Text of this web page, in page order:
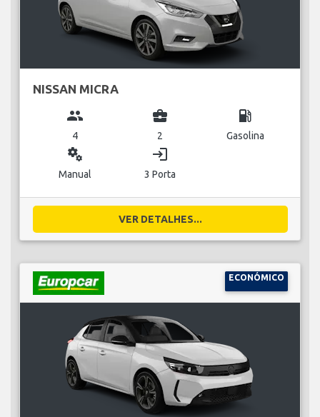
NISSAN MICRA
group
4
business_center
2
local_gas_station
Gasolina
miscellaneous_services
Manual
login
3 Porta
VER DETALHES...
ECONÓMICO